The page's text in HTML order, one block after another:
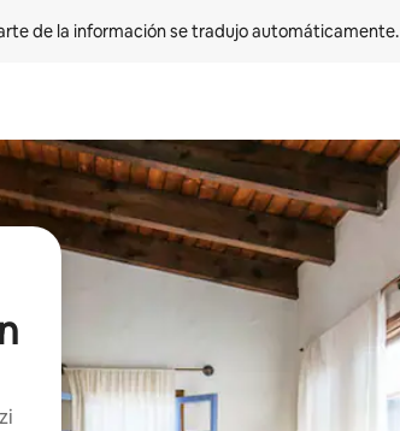
de la información se tradujo automáticamente.